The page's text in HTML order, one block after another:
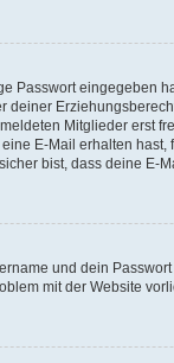
Passwort eingegeben
Mitglieder erst
E-Mail erhalten
bist, dass deine
und dein
mit der Website